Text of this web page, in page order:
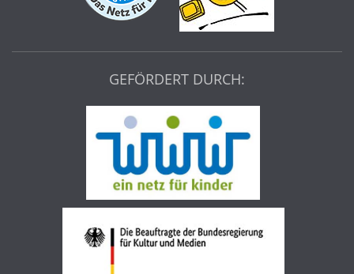
GEFÖRDERT DURCH: